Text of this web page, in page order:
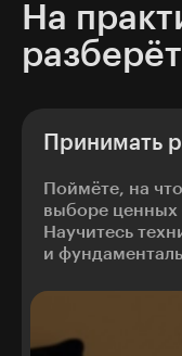
На
Принимать
Поймёте, на
выборе ценных
Научитесь
и